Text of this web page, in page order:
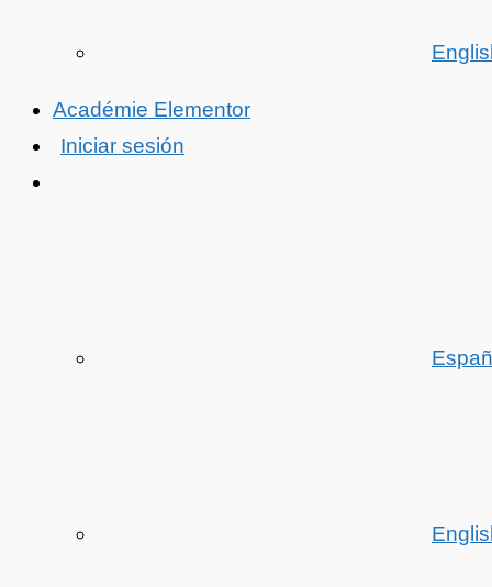
Académie Elementor
Iniciar sesión